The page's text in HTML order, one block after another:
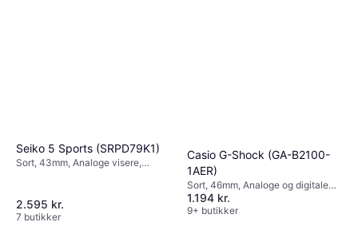
Seiko 5 Sports (SRPD79K1)
Sort, 43mm, Analoge visere,
2.595 kr.
7 butikker
Casio G-Shock (GA-B2100-
1AER)
Sort, 46mm, Analoge og digitale
visere, Kvarts
1.194 kr.
9+ butikker